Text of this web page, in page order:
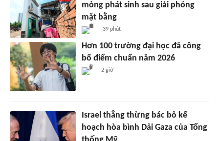
mỏng phát sinh sau giải phóng
mặt bằng
39 phút
Hơn 100 trường đại học đã công
bố điểm chuẩn năm 2026
2 giờ
Israel thẳng thừng bác bỏ kế
hoạch hòa bình Dải Gaza của Tổng